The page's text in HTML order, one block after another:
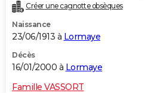
Créer une cagnotte obsèques
Naissance
23/06/1913 à Lormaye
Décès
16/01/2000 à Lormaye
Famille VASSORT